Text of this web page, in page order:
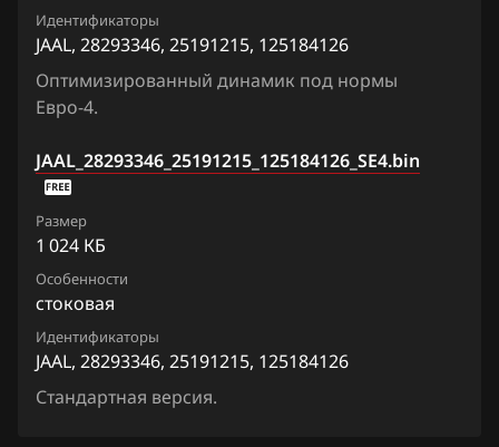
Fiat
Ford
Forthing
Foton
Geely
Genesis
GMC
Идентификаторы
JAAL, 28293346, 25191215, 125184126
Оптимизированный динамик под нормы
Евро-4.
JAAL_28293346_25191215_125184126_SE4.bin
Размер
1 024 КБ
Особенности
стоковая
Идентификаторы
JAAL, 28293346, 25191215, 125184126
Стандартная версия.